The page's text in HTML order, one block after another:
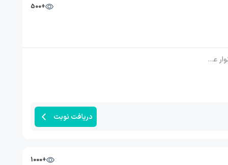
+500
درد عضلات
دریافت نوبت
+1000